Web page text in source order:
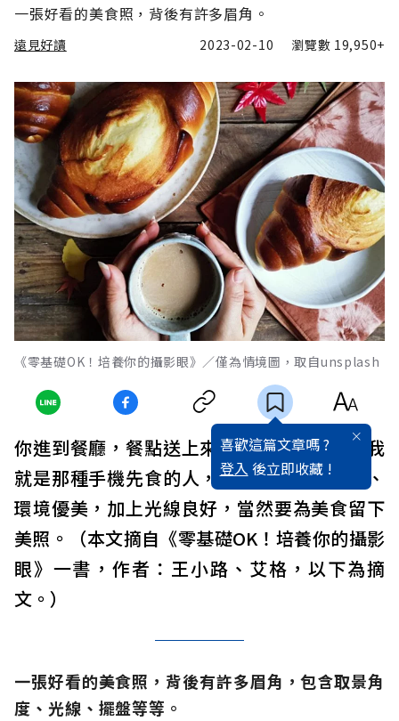
一張好看的美食照，背後有許多眉角。
遠見好讀 2023-02-10 瀏覽數 19,950+
《零基礎OK！培養你的攝影眼》／僅為情境圖，取自unsplash
喜歡這篇文章嗎 ?
登入 後立即收藏 !
你進到餐廳，餐點送上來第一件事是什麼？我
就是那種手機先食的人，特別是擺盤很漂亮、
環境優美，加上光線良好，當然要為美食留下
美照。（本文摘自《零基礎OK！培養你的攝影
眼》一書，作者：王小路、艾格，以下為摘
文。）
一張好看的美食照，背後有許多眉角，包含取景角
度、光線、擺盤等等。